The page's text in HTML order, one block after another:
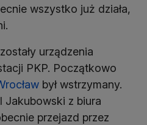
wszystko już działa,
urządzenia
PKP. Początkowo
był wstrzymany.
Jakubowski z biura
przejazd przez